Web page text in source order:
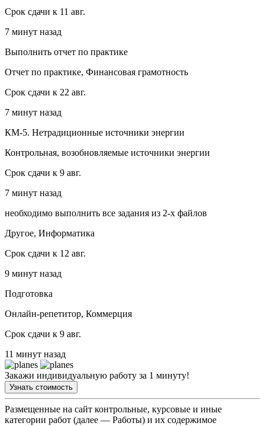
Срок сдачи к 11 авг.
7 минут назад
Выполнить отчет по практике
Отчет по практике, Финансовая грамотность
Срок сдачи к 22 авг.
7 минут назад
КМ-5. Нетрадиционные источники энергии
Контрольная, возобновляемые источники энергии
Срок сдачи к 9 авг.
7 минут назад
необходимо выполнить все задания из 2-х файлов
Другое, Информатика
Срок сдачи к 12 авг.
9 минут назад
Подготовка
Онлайн-репетитор, Коммерция
Срок сдачи к 9 авг.
11 минут назад
Закажи индивидуальную работу за 1 минуту!
Узнать стоимость
Размещенные на сайт контрольные, курсовые и иные
категории работ (далее — Работы) и их содержимое